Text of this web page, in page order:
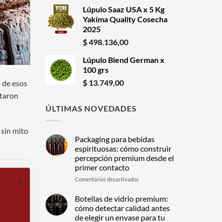
de esos
mito
Lúpulo Saaz USA x 5 Kg
Yakima Quality Cosecha
2025
$498.136,00
Lúpulo Blend German x
100 grs
$ 13.749,00
ÚLTIMAS NOVEDADES
Packaging para bebidas
espirituosas: cómo construir
percepción premium desde el
primer contacto
Comentarios desactivados
bebidas
espirituosas:
cómo
Botellas de vidrio premium:
cómo detectar calidad antes
de elegir un envase para tu